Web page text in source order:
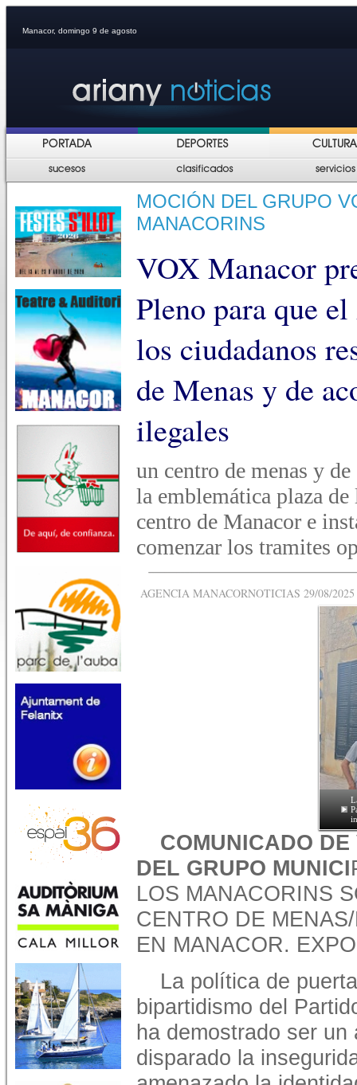
Manacor, domingo 9 de agosto
MOCIÓN DEL GRUPO
MANACORINS
VOX Manacor
Pleno para que
los ciudadanos
de Menas y de
ilegales
un centro de menas y
la emblemática plaza
centro de Manacor e
comenzar los tramites
AGENCIA MANACORNOTICIAS 29/08/
COMUNICADO
DEL GRUPO MUNICI
LOS MANACORINS
CENTRO DE
EN MANACOR.
La política de
bipartidismo del
ha demostrado ser
disparado la